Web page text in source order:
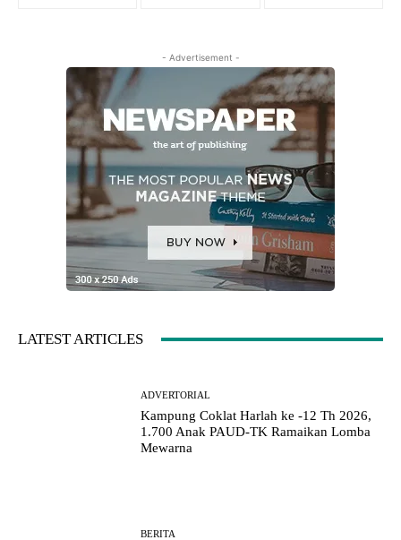
- Advertisement -
LATEST ARTICLES
ADVERTORIAL
Kampung Coklat Harlah ke -12 Th 2026,
1.700 Anak PAUD-TK Ramaikan Lomba
Mewarna
BERITA